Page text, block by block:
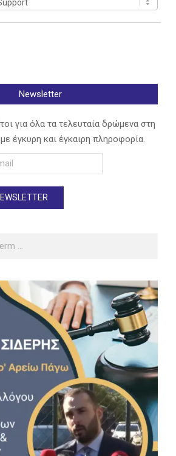
Newsletter
για όλα τα τελευταία δρώμενα στη
έγκυρη και έγκαιρη πληροφορία.